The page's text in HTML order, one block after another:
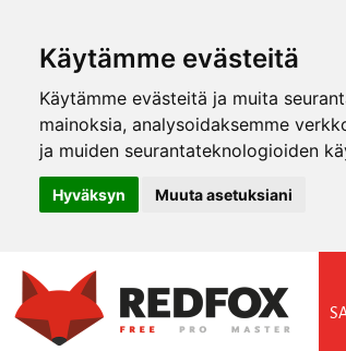
Käytämme evästeitä
Käytämme evästeitä ja muita
mainoksia, analysoidaksemme
ja muiden seurantateknologioiden
Hyväksyn Muuta asetuksiani